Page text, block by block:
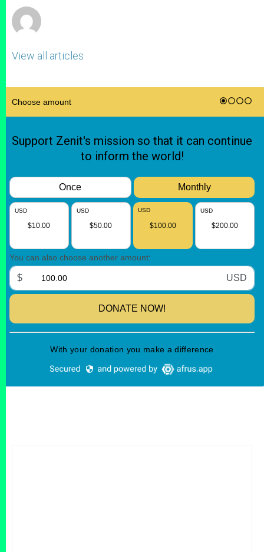
View all articles